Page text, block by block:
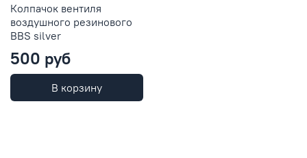
Колпачок вентиля
воздушного резинового
BBS silver
500 руб
В корзину